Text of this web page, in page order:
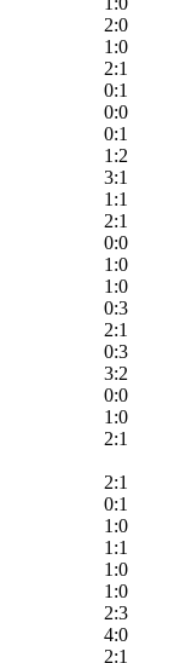
2:0
1:0
2:1
0:1
0:0
0:1
1:2
3:1
1:1
2:1
0:0
1:0
1:0
0:3
2:1
0:3
3:2
0:0
1:0
2:1
2:1
0:1
1:0
1:1
1:0
1:0
2:3
4:0
2:1